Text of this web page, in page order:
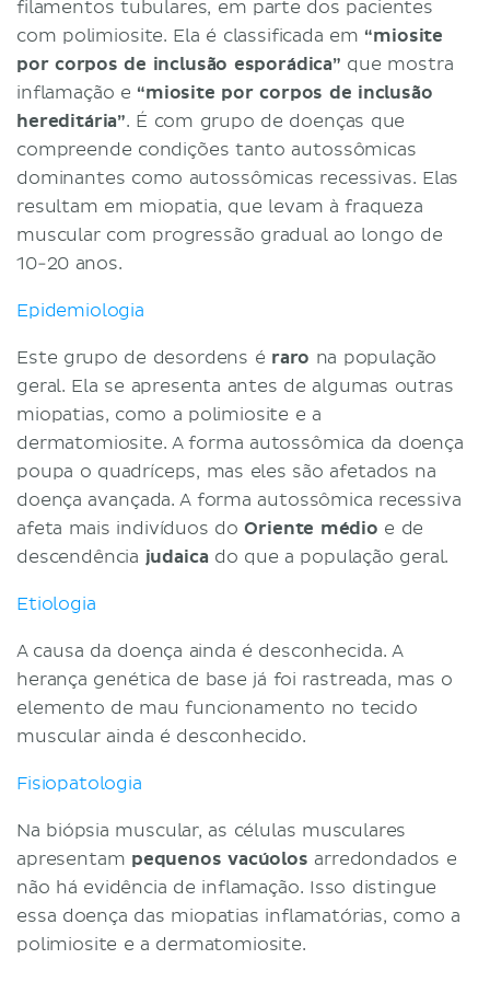
filamentos tubulares, em parte dos pacientes
com polimiosite. Ela é classificada em “miosite
por corpos de inclusão esporádica” que mostra
inflamação e “miosite por corpos de inclusão
hereditária”. É com grupo de doenças que
compreende condições tanto autossômicas
dominantes como autossômicas recessivas. Elas
resultam em miopatia, que levam à fraqueza
muscular com progressão gradual ao longo de
10-20 anos.
Epidemiologia
Este grupo de desordens é raro na população
geral. Ela se apresenta antes de algumas outras
miopatias, como a polimiosite e a
dermatomiosite. A forma autossômica da doença
poupa o quadríceps, mas eles são afetados na
doença avançada. A forma autossômica recessiva
afeta mais indivíduos doOriente médio e de
descendência judaica do que a população geral.
Etiologia
A causa da doença ainda é desconhecida. A
herança genética de base já foi rastreada, mas o
elemento de mau funcionamento no tecido
muscular ainda é desconhecido.
Fisiopatologia
Na biópsia muscular, as células musculares
apresentam pequenos vacúolos arredondados e
não há evidência de inflamação. Isso distingue
essa doença das miopatias inflamatórias, como a
polimiosite e a dermatomiosite.